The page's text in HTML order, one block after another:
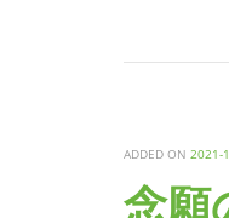
ADDED ON2021-
念願